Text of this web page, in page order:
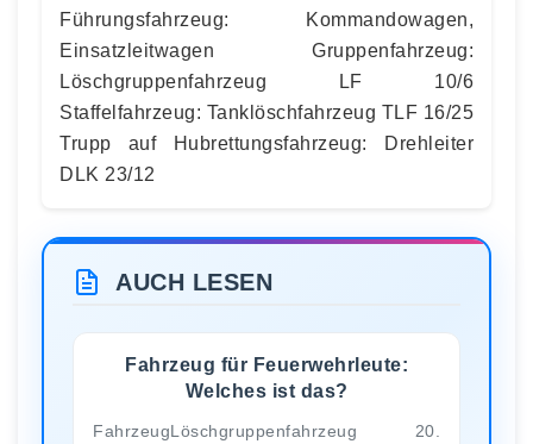
Führungsfahrzeug: Kommandowagen,
Einsatzleitwagen Gruppenfahrzeug:
Löschgruppenfahrzeug LF 10/6
Staffelfahrzeug: Tanklöschfahrzeug TLF 16/25
Trupp auf Hubrettungsfahrzeug: Drehleiter
DLK 23/12
AUCH LESEN
Fahrzeug für Feuerwehrleute:
Welches ist das?
FahrzeugLöschgruppenfahrzeug 20.